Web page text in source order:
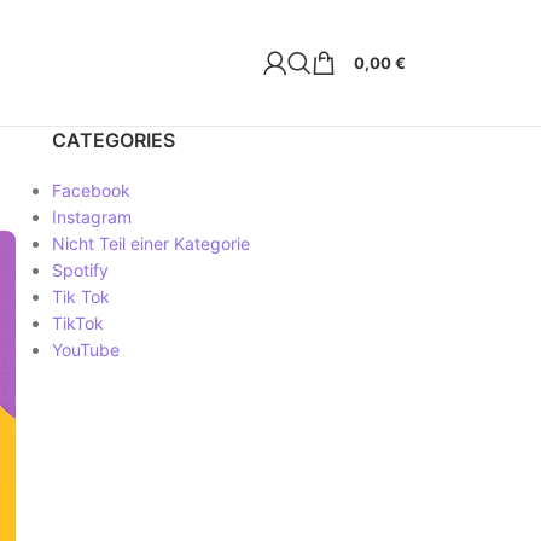
0,00€
CATEGORIES
Facebook
Instagram
Nicht Teil einer Kategorie
Spotify
Tik Tok
TikTok
YouTube